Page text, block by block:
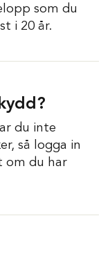
som du
i 20 år.
du inte
så logga in
om du har